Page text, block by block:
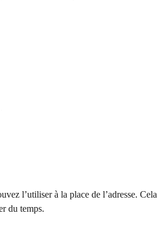
l’utiliser à la place de l’adresse. Cela
du temps.